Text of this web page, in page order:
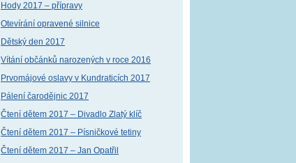
Hody 2017 – přípravy
Otevírání opravené silnice
Dětský den 2017
Vítání občánků narozených v roce 2016
Prvomájové oslavy v Kundraticích 2017
Pálení čarodějnic 2017
Čtení dětem 2017 – Divadlo Zlatý klíč
Čtení dětem 2017 – Písničkové tetiny
Čtení dětem 2017 – Jan Opatřil